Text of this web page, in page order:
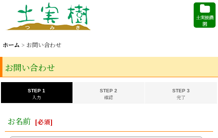
土実樹農
園
ホーム > お問い合わせ
お問い合わせ
STEP 1
入力
STEP 2
確認
STEP 3
完了
お名前 [必須]